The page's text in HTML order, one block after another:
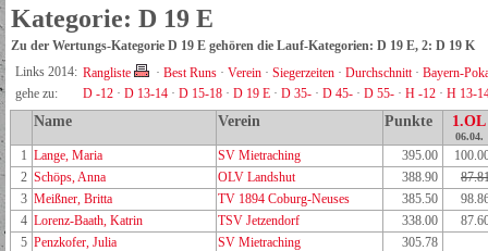
Kategorie: D 19 E
Zu der Wertungs-Kategorie D 19 E gehören die Lauf-Kategorien: D 19 E, 2: D 19 K
Links 2014: Rangliste · Best Runs · Verein · Siegerzeiten · Durchschnitt· Bayern-
gehe zu:
D -12 · D 13-14 · D 15-18 · D 19 E · D 35- · D 45- · D 55- · H -12 · H 13-
Name Verein Punkte 1.OL
06.04.
1 Lange, Maria SV Mietraching 395.00
2 Schöps, Anna OLV Landshut 388.90
3 Meißner, Britta TV 1894 Coburg-Neuses 385.50
4 Lorenz-Baath, Katrin TSV Jetzendorf 338.00
5 Penzkofer, Julia SV Mietraching
305.78